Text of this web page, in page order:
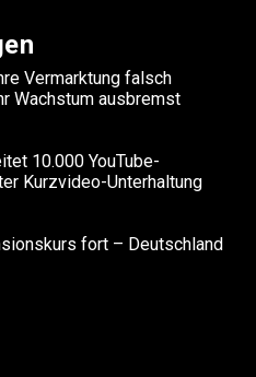
Vermarktung falsch
Wachstum ausbremst
10.000 YouTube-
Kurzvideo-Unterhaltung
fort – Deutschland